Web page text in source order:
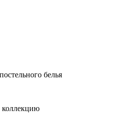
белья
коллекцию